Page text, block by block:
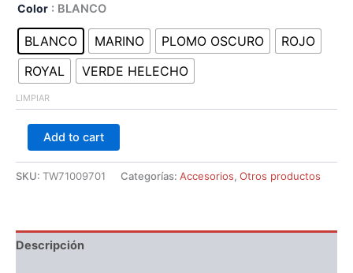
Color : BLANCO
BLANCO MARINO PLOMO OSCURO
ROJO
ROYAL
VERDE HELECHO
LIMPIAR
Add to cart
SKU: TW71009701 Categorías: Accesorios, Otros productos
Descripción